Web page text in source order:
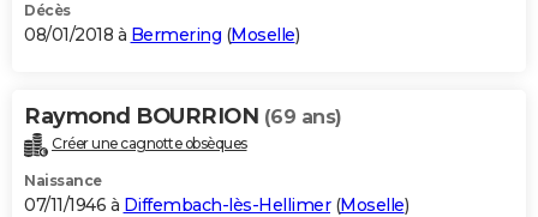
Décès
08/01/2018 à Bermering (Moselle)
Raymond BOURRION (69 ans)
Créer une cagnotte obsèques
Naissance
07/11/1946 à Diffembach-lès-Hellimer(Moselle)